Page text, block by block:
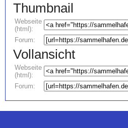
Thumbnail
Webseite
(html):
Forum:
Vollansicht
Webseite
(html):
Forum: